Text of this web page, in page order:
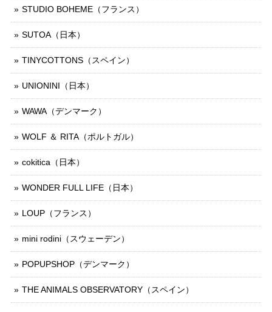
STUDIO BOHEME（フランス）
SUTOA（日本）
TINYCOTTONS（スペイン）
UNIONINI（日本）
WAWA（デンマーク）
WOLF ＆ RITA（ポルトガル）
cokitica（日本）
WONDER FULL LIFE（日本）
LOUP（フランス）
mini rodini（スウェーデン）
POPUPSHOP（デンマーク）
THE ANIMALS OBSERVATORY（スペイン）